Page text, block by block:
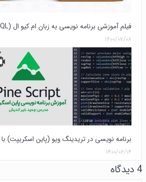
فیلم آموزشی برنامه نویسی به زبان ام کیو ال (MQL) با میثم قاسمی
۱۴۰۰/۰۷/۰۸
برنامه نویسی در تریدینگ ویو (پاین اسکریپت)
۱۴۰۰/۰۶/۱۴
4 دیدگاه